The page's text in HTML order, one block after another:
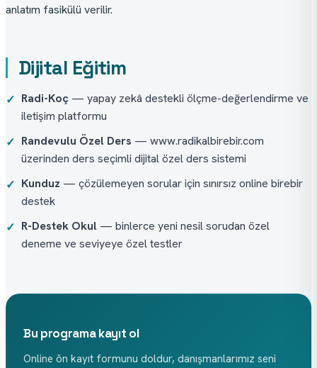
anlatım fasikülü verilir.
Dijital Eğitim
✓ Radi-Koç — yapay zekâ destekli ölçme-değerlendirme ve
iletişim platformu
✓ Randevulu Özel Ders — www.radikalbirebir.com
üzerinden ders seçimli dijital özel ders sistemi
✓ Kunduz — çözülemeyen sorular için sınırsız online birebir
destek
✓ R-Destek Okul — binlerce yeni nesil sorudan özel
deneme ve seviyeye özel testler
Bu programa kayıt ol
Online ön kayıt formunu doldur, danışmanlarımız seni